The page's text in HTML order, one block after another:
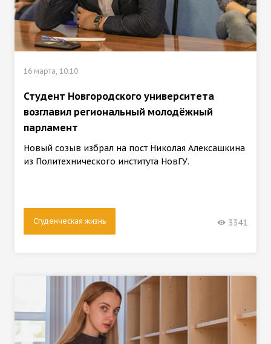
16 марта, 10:10
Студент Новгородского университета
возглавил региональный молодёжный
парламент
Новый созыв избрал на пост Николая Алексашкина
из Политехнического института НовГУ.
Студенческая жизнь 3341